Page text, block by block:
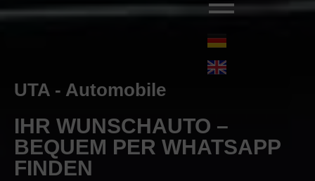
UTA - Automobile
IHR WUNSCHAUTO –
BEQUEM PER WHATSAPP
FINDEN